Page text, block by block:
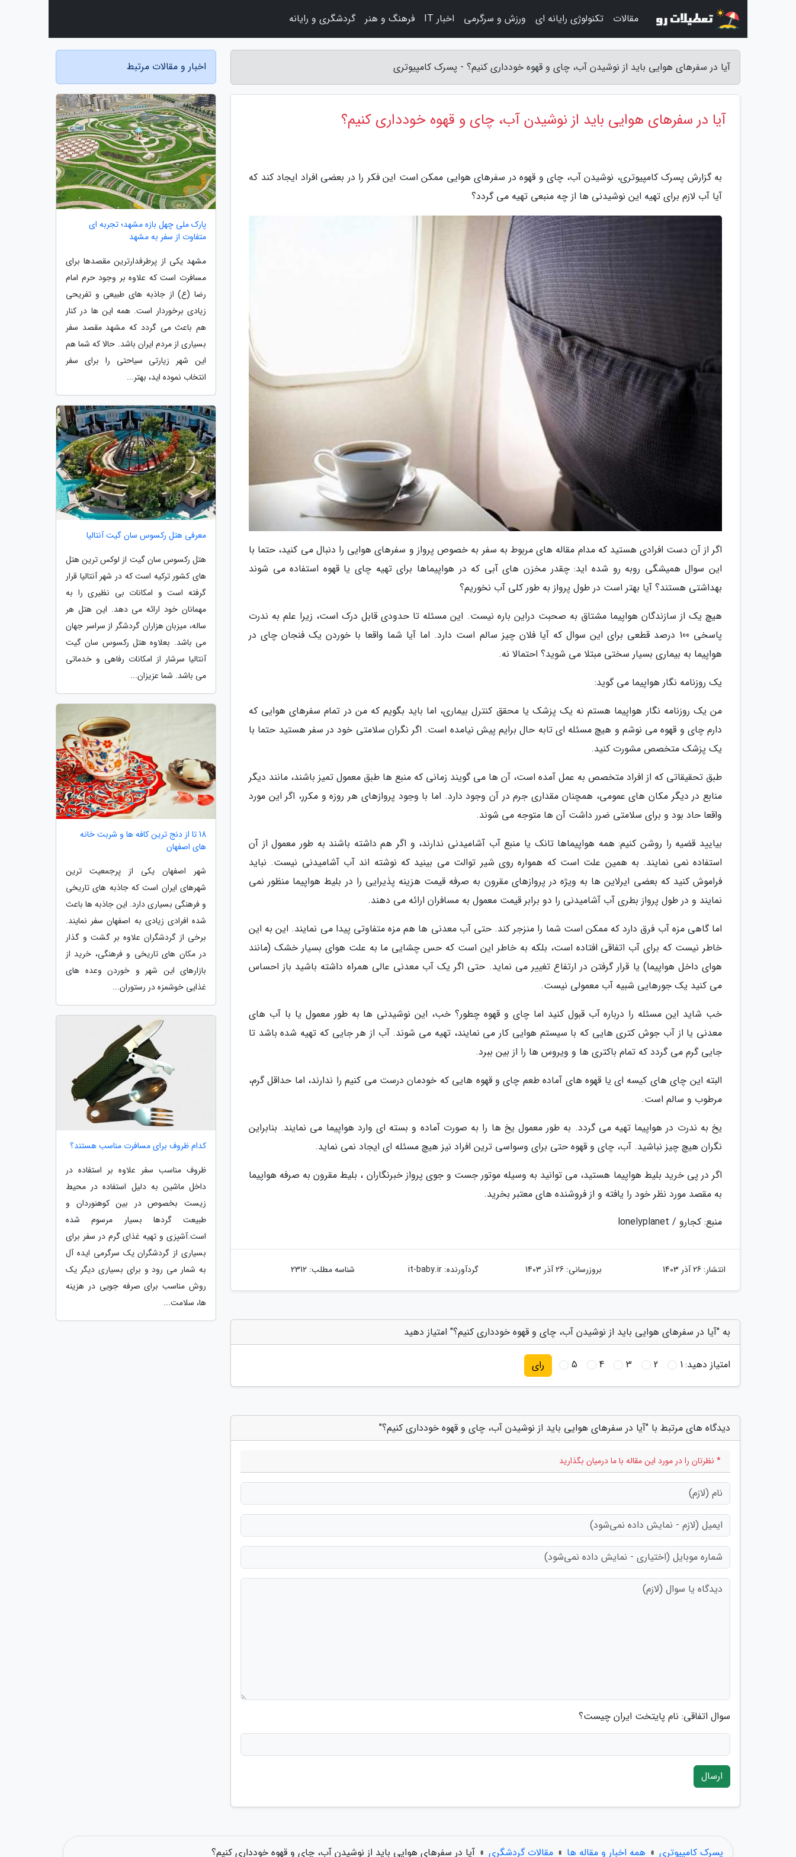
آیا در سفرهای هوایی باید از نوشیدن آب، چای و قهوه خودداری کنیم؟ - پسرک کامپیوتری
آیا در سفرهای هوایی باید از نوشیدن آب، چای و قهوه خودداری کنیم؟
به گزارش پسرک کامپیوتری، نوشیدن آب، چای و قهوه در سفرهای هوایی ممکن است این فکر را در بعضی افراد ایجاد کند که
آیا آب لازم برای تهیه این نوشیدنی ها از چه منبعی تهیه می گردد؟
اگر از آن دست افرادی هستید که مدام مقاله های مربوط به سفر به خصوص پرواز و سفرهای هوایی را دنبال می کنید، حتما با
این سوال همیشگی روبه رو شده اید: چقدر مخزن های آبی که در هواپیماها برای تهیه چای یا قهوه استفاده می شوند
بهداشتی هستند؟ آیا بهتر است در طول پرواز به طور کلی آب نخوریم؟
هیچ یک از سازندگان هواپیما مشتاق به صحبت دراین باره نیست. این مسئله تا حدودی قابل درک است، زیرا علم به ندرت
پاسخی 100 درصد قطعی برای این سوال که آیا فلان چیز سالم است دارد. اما آیا شما واقعا با خوردن یک فنجان چای در
هواپیما به بیماری بسیار سختی مبتلا می شوید؟ احتمالا نه.
یک روزنامه نگار هواپیما می گوید:
من یک روزنامه نگار هواپیما هستم نه یک پزشک یا محقق کنترل بیماری، اما باید بگویم که من در تمام سفرهای هوایی که
دارم چای و قهوه می نوشم و هیچ مسئله ای تابه حال برایم پیش نیامده است. اگر نگران سلامتی خود در سفر هستید حتما با
یک پزشک متخصص مشورت کنید.
طبق تحقیقاتی که از افراد متخصص به عمل آمده است، آن ها می گویند زمانی که منبع ها طبق معمول تمیز باشند، مانند دیگر
منابع در دیگر مکان های عمومی، همچنان مقداری جرم در آن وجود دارد. اما با وجود پروازهای هر روزه و مکرر، اگر این مورد
واقعا حاد بود و برای سلامتی ضرر داشت آن ها متوجه می شوند.
بیایید قضیه را روشن کنیم: همه هواپیماها تانک یا منبع آب آشامیدنی ندارند، و اگر هم داشته باشند به طور معمول از آن
استفاده نمی نمایند. به همین علت است که همواره روی شیر توالت می بینید که نوشته اند آب آشامیدنی نیست. نباید
فراموش کنید که بعضی ایرلاین ها به ویژه در پروازهای مقرون به صرفه قیمت هزینه پذیرایی را در بلیط هواپیما منظور نمی
نمایند و در طول پرواز بطری آب آشامیدنی را دو برابر قیمت معمول به مسافران ارائه می دهند.
اما گاهی مزه آب فرق دارد که ممکن است شما را منزجر کند. حتی آب معدنی ها هم مزه متفاوتی پیدا می نمایند. این به این
خاطر نیست که برای آب اتفاقی افتاده است، بلکه به خاطر این است که حس چشایی ما به علت هوای بسیار خشک (مانند
هوای داخل هواپیما) یا قرار گرفتن در ارتفاع تغییر می نماید. حتی اگر یک آب معدنی عالی همراه داشته باشید باز احساس
می کنید یک جورهایی شبیه آب معمولی نیست.
خب شاید این مسئله را درباره آب قبول کنید اما چای و قهوه چطور؟ خب، این نوشیدنی ها به طور معمول یا با آب های
معدنی یا از آب جوش کتری هایی که با سیستم هوایی کار می نمایند، تهیه می شوند. آب از هر جایی که تهیه شده باشد تا
جایی گرم می گردد که تمام باکتری ها و ویروس ها را از بین ببرد.
البته این چای های کیسه ای یا قهوه های آماده طعم چای و قهوه هایی که خودمان درست می کنیم را ندارند، اما حداقل گرم،
مرطوب و سالم است.
یخ به ندرت در هواپیما تهیه می گردد. به طور معمول یخ ها را به صورت آماده و بسته ای وارد هواپیما می نمایند. بنابراین
نگران هیچ چیز نباشید. آب، چای و قهوه حتی برای وسواسی ترین افراد نیز هیچ مسئله ای ایجاد نمی نماید.
اگر در پی خرید بلیط هواپیما هستید، می توانید به وسیله موتور جست و جوی پرواز خبرنگاران ، بلیط مقرون به صرفه هواپیما
به مقصد مورد نظر خود را یافته و از فروشنده های معتبر بخرید.
منبع: کجارو / lonelyplanet
انتشار: 26 آذر 1403 بروزرسانی: 26 آذر 1403 گردآورنده:it-baby.ir شناسه مطلب: 2312
به "آیا در سفرهای هوایی باید از نوشیدن آب، چای و قهوه خودداری کنیم؟" امتیاز دهید
امتیاز دهید:1
2
3
4
5 رای
دیدگاه های مرتبط با "آیا در سفرهای هوایی باید از نوشیدن آب، چای و قهوه خودداری کنیم؟"
* نظرتان را در مورد این مقاله با ما درمیان بگذارید
سوال اتفاقی: نام پایتخت ایران چیست؟
ارسال
اخبار و مقالات مرتبط
پارک ملی چهل بازه مشهد؛ تجربه ای
متفاوت از سفر به مشهد
مشهد یکی از پرطرفدارترین مقصدها برای
مسافرت است که علاوه بر وجود حرم امام
رضا (ع) از جاذبه های طبیعی و تفریحی
زیادی برخوردار است. همه این ها در کنار
هم باعث می گردد که مشهد مقصد سفر
بسیاری از مردم ایران باشد. حالا که شما هم
این شهر زیارتی سیاحتی را برای سفر
انتخاب نموده اید، بهتر...
معرفی هتل رکسوس سان گیت آنتالیا
هتل رکسوس سان گیت از لوکس ترین هتل
های کشور ترکیه است که در شهر آنتالیا قرار
گرفته است و امکانات بی نظیری را به
مهمانان خود ارائه می دهد. این هتل هر
ساله، میزبان هزاران گردشگر از سراسر جهان
می باشد. بعلاوه هتل رکسوس سان گیت
آنتالیا سرشار از امکانات رفاهی و خدماتی
می باشد. شما عزیزان...
18 تا از دنج ترین کافه ها و شربت خانه
های اصفهان
شهر اصفهان یکی از پرجمعیت ترین
شهرهای ایران است که جاذبه های تاریخی
و فرهنگی بسیاری دارد. این جاذبه ها باعث
شده افرادی زیادی به اصفهان سفر نمایند.
برخی از گردشگران علاوه بر گشت و گذار
در مکان های تاریخی و فرهنگی، خرید از
بازارهای این شهر و خوردن وعده های
غذایی خوشمزه در رستوران...
کدام ظروف برای مسافرت مناسب هستند؟
ظروف مناسب سفر علاوه بر استفاده در
داخل ماشین به دلیل استفاده در محیط
زیست بخصوص در بین کوهنوردان و
طبیعت گردها بسیار مرسوم شده
است.آشپزی و تهیه غذای گرم در سفر برای
بسیاری از گردشگران یک سرگرمی ایده آل
به شمار می رود و برای بسیاری دیگر یک
روش مناسب برای صرفه جویی در هزینه
ها، سلامت...
پسرک کامپیوتری » همه اخبار و مقاله ها » مقالات گردشگری » آیا در سفرهای هوایی باید از نوشیدن آب، چای و قهوه خودداری کنیم؟
مقالات تکنولوژی رایانه ای ورزش و سرگرمی اخبار IT فرهنگ و هنر گردشگری و رایانه